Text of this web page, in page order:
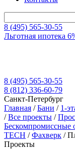
8 (495) 565-30-55
Льготная ипотека
8 (495) 565-30-55
8 (812) 336-60-79
Санкт-Петербург
Главная /Бани / 1-
/Все проекты /
Бескомпромиссные
TECH /Фахверк /
Проекты